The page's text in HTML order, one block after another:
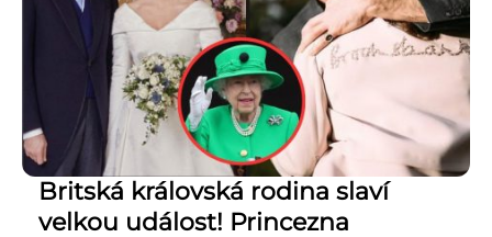
Britská královská rodina slaví
velkou událost! Princezna